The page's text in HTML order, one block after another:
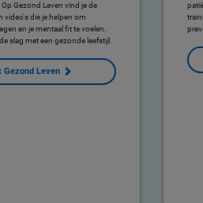
Gezond Leven vind je de
video's die je helpen om
en je mentaal fit te voelen.
slag met een gezonde leefstijl.
Gezond Leven